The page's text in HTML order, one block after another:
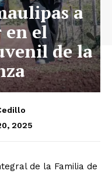
a
el
de la
2025
de la Familia de